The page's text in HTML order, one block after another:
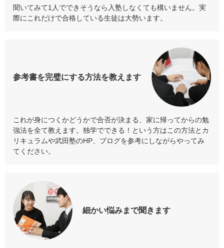
聞いてみて1人でできそうなら入塾しなくても構いません。実
際にこれだけで合格している生徒は大勢います。
参考書を完璧にする方法を教えます
これが身につくかどうかで合否が決まる、家に帰ってからの勉
強法を全て教えます。独学でできる！という方はこの方法とカ
リキュラムや武田塾のHP、ブログを参考にしながらやってみ
てください。
細かい悩みまで聞きます